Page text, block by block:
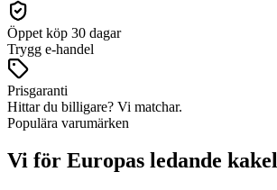
Öppet köp 30 dagar
Trygg e-handel
Prisgaranti
Hittar du billigare? Vi matchar.
Populära varumärken
Vi för Europas ledande